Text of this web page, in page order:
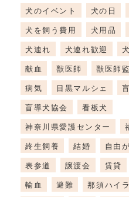
犬のイベント
犬の日
犬を飼う費用
犬用品
犬連れ
犬連れ歓迎
献血
獣医師 獣医師
病気
目黒マルシェ
盲導犬協会
看板犬
神奈川県愛護センター
終生飼養
結婚 自由
表参道
譲渡会 賃貸
輸血
避難 那須ハイ